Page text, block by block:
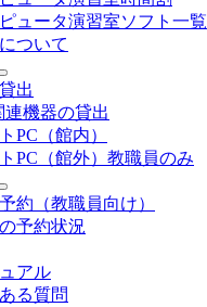
ュータ演習室ソフト一覧
ついて
出
連機器の貸出
PC（館内）
PC（館外）教職員のみ
約（教職員向け）
予約状況
アル
る質問